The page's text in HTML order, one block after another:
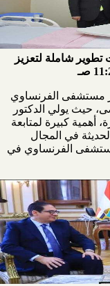
شاملة لتعزيز
صـ
مستشفى الفرنساوي
حيث يولي الدكتور
كبيرة لمتابعة
في المجال
الفرنساوي في